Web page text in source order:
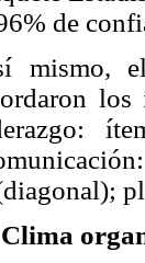
de
mismo,
los